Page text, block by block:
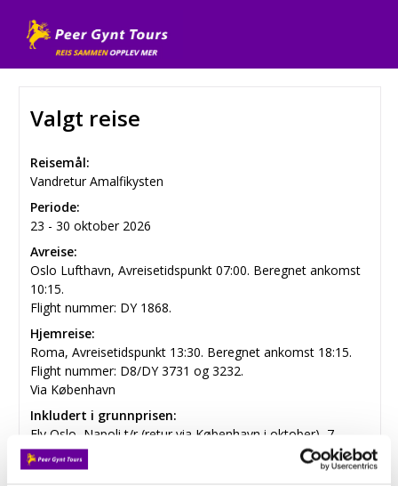
Valgt reise
Reisemål:
Vandretur Amalfikysten
Periode:
23 - 30 oktober 2026
Avreise:
Oslo Lufthavn, Avreisetidspunkt 07:00. Beregnet ankomst
10:15.
Flight nummer: DY 1868.
Hjemreise:
Roma, Avreisetidspunkt 13:30. Beregnet ankomst 18:15.
Flight nummer: D8/DY 3731 og 3232.
Via København
Inkludert i grunnprisen:
Fly Oslo–Napoli t/r (retur via København i oktober), 7
overnattinger i dobbeltrom, 7 frokoster og 6
middager(hvorav to inkl. drikke), transfers med buss iflg.